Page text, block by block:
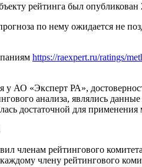
рейтинга был опубликован
по нему ожидается не
https://raexpert.ru/ratings/
«Эксперт РА»,
анализа, являлись
достаточной для применения
членам рейтингового
члену рейтингового